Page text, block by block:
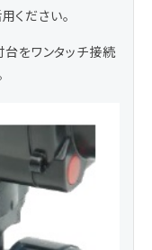
ください。
をワンタッチ接続